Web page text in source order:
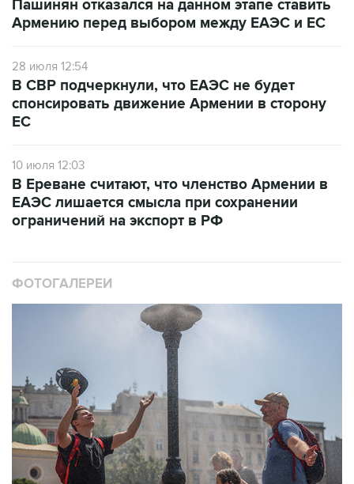
Пашинян отказался на данном этапе ставить
Армению перед выбором между ЕАЭС и ЕС
28 июля 12:54
В СВР подчеркнули, что ЕАЭС не будет
спонсировать движение Армении в сторону
ЕС
10 июля 12:03
В Ереване считают, что членство Армении в
ЕАЭС лишается смысла при сохранении
ограничений на экспорт в РФ
ФОТОГАЛЕРЕИ